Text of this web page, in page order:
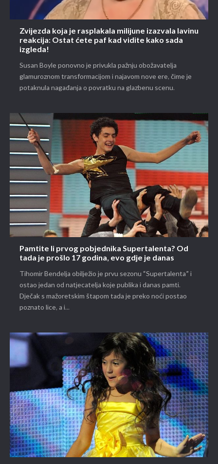
Zvijezda koja je rasplakala milijune izazvala lavinu
reakcija: Ostat ćete paf kad vidite kako sada
izgleda!
Susan Boyle ponovno je privukla pažnju obožavatelja
glamuroznom transformacijom i najavom nove ere, čime je
potaknula nagađanja o povratku na glazbenu scenu.
Pamtite li prvog pobjednika Supertalenta? Od
tada je prošlo 17 godina, evo gdje je danas
Tihomir Bendelja obilježio je prvu sezonu “Supertalenta” i
ostao jedan od natjecatelja koje publika i danas pamti.
Dječak s mažoretskim štapom tada je preko noći postao
poznato lice, a i...